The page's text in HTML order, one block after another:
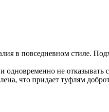
в повседневном стиле.
одновременно не
что придает туфлям